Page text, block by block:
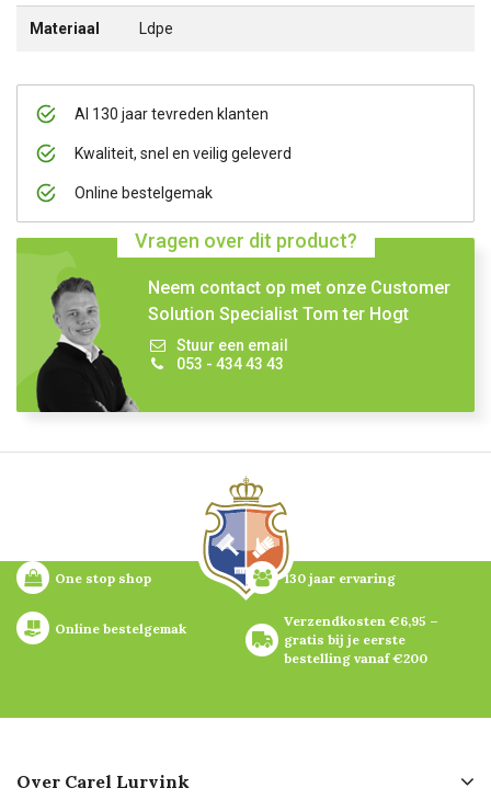
Al 130 jaar tevreden klanten
Kwaliteit, snel en veilig geleverd
Online bestelgemak
Vragen over dit product?
Neem contact op met onze Customer
Solution Specialist Tom ter Hogt
Stuur een email
053 - 434 43 43
Materiaal Ldpe
One stop shop 130 jaar ervaring
Online bestelgemak
Verzendkosten €6,95 –
gratis bij je eerste
bestelling vanaf €200
Over Carel Lurvink